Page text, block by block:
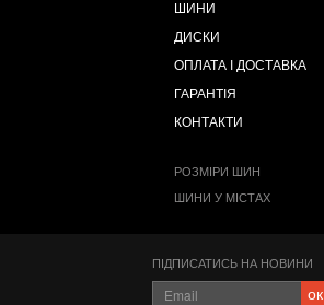
ШИНИ
ДИСКИ
ОПЛАТА І ДОСТАВКА
ГАРАНТІЯ
КОНТАКТИ
РОЗМІРИ ШИН
ШИНИ У МІСТАХ
ПІДПИСАТИСЬ НА НОВИНИ
ок